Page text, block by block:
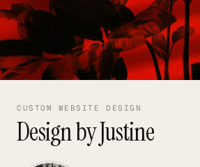
BLOG
HOW TO JOIN
JOIN DIRECTORY →
CUSTOM WEBSITE DESIGN
Design by Justine